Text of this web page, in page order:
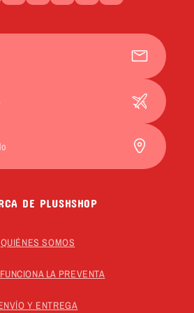
DE PLUSHSHOP
QUIÉNES SOMOS
LA PREVENTA
Y ENTREGA